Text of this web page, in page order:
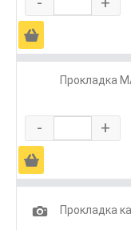
Ä
Прокладка
- +
Ä
1
Прокладка